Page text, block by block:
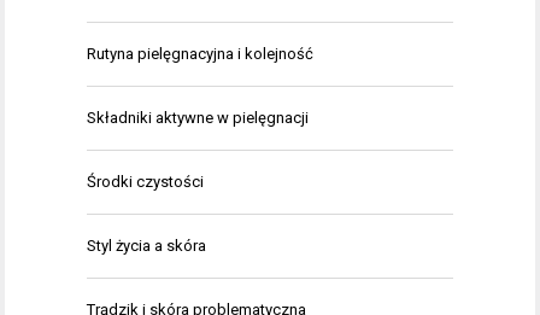
Rutyna pielęgnacyjna i kolejność
Składniki aktywne w pielęgnacji
Środki czystości
Styl życia a skóra
Trądzik i skóra problematyczna